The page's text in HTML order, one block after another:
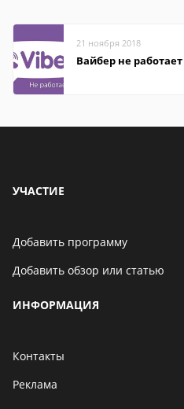
21 ноября 2018
Вайбер не работает
УЧАСТИЕ
Добавить программу
Добавить обзор или статью
ИНФОРМАЦИЯ
Контакты
Реклама